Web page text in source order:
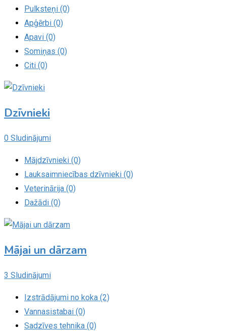
Pulksteņi (0)
Apģērbi (0)
Apavi (0)
Somiņas (0)
Citi (0)
Dzīvnieki
0 Sludinājumi
Mājdzīvnieki (0)
Lauksaimniecības dzīvnieki (0)
Veterinārija (0)
Dažādi (0)
Mājai un dārzam
3 Sludinājumi
Izstrādājumi no koka (2)
Vannasistabai (0)
Sadzīves tehnika (0)